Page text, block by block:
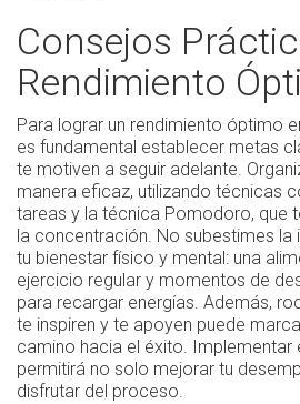
Consejos
Rendimiento
Para lograr un rendimiento óptimo
es fundamental establecer metas
te motiven a seguir adelante.
manera eficaz, utilizando técnicas
tareas y la técnica Pomodoro, que
la concentración. No subestimes
tu bienestar físico y mental: una
ejercicio regular y momentos de
para recargar energías. Además,
te inspiren y te apoyen puede
camino hacia el éxito.
permitirá no solo mejorar tu
disfrutar del proceso.